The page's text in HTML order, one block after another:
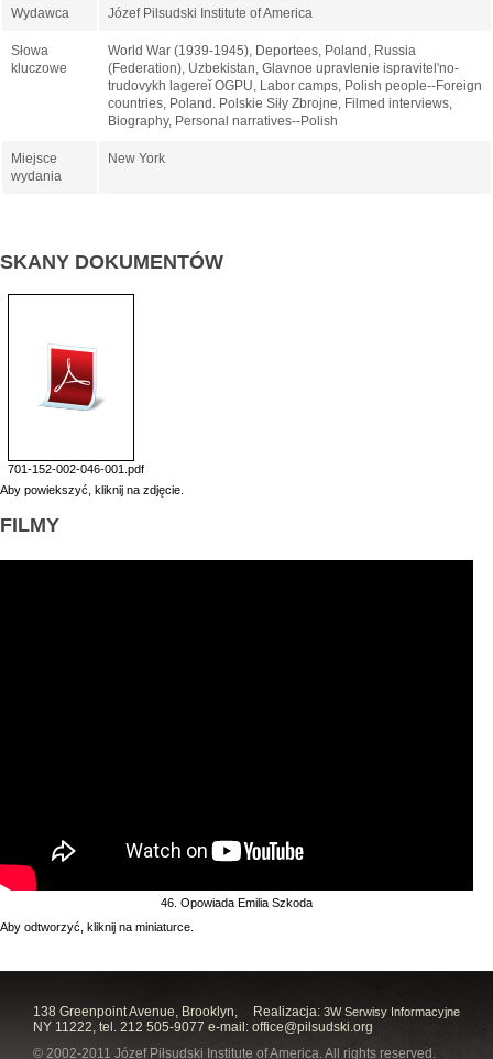
Wydawca Józef Pilsudski Institute of America
Słowa
kluczowe
World War (1939-1945), Deportees, Poland, Russia
(Federation), Uzbekistan, Glavnoe upravlenie ispravitelʹno-
trudovykh lagereĭ OGPU, Labor camps, Polish people--Foreign
countries, Poland. Polskie Siły Zbrojne, Filmed interviews,
Biography, Personal narratives--Polish
Miejsce
wydania
New York
SKANY DOKUMENTÓW
701-152-002-046-001.pdf
Aby powiekszyć, kliknij na zdjęcie.
FILMY
46. Opowiada Emilia Szkoda
Aby odtworzyć, kliknij na miniaturce.
Realizacja: 3W Serwisy Informacyjne
138 Greenpoint Avenue, Brooklyn,
NY 11222, tel. 212 505-9077 e-mail: office@pilsudski.org
© 2002-2011 Józef Piłsudski Institute of America. All rights reserved.